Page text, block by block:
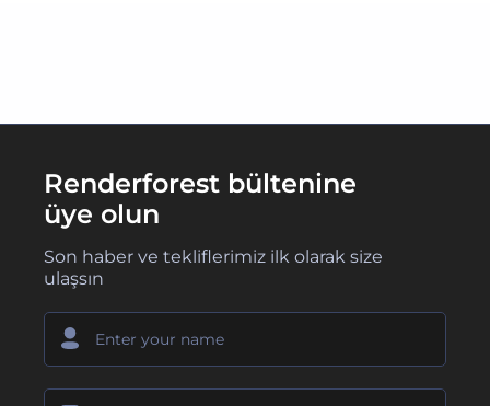
Renderforest bültenine
üye olun
Son haber ve tekliflerimiz ilk olarak size
ulaşsın